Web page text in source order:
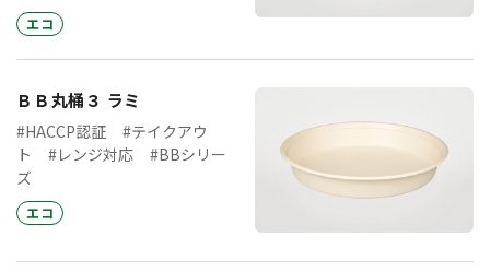
エコ
ＢＢ丸桶３ ラミ
#HACCP認証
#テイクアウ
ト
#レンジ対応
#BBシリー
ズ
エコ